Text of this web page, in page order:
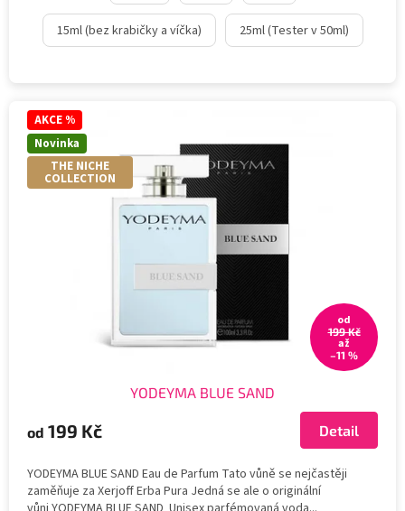
15ml (bez krabičky a víčka) 25ml (Tester v 50ml)
AKCE %
Novinka
THE NICHE
COLLECTION
od
199 Kč
až
–11 %
YODEYMA BLUE SAND
od 199 Kč Detail
YODEYMA BLUE SAND Eau de Parfum Tato vůně se nejčastěji
zaměňuje za Xerjoff Erba Pura Jedná se ale o originální